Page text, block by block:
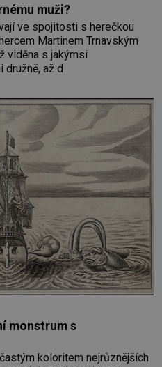
muži?
ve spojitosti s herečkou
Martinem Trnavským
viděna s jakýmsi
až d
monstrum s
koloritem nejrůznějších